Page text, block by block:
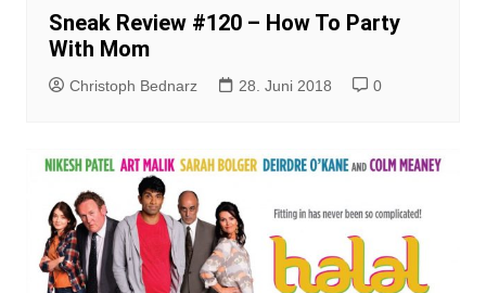
Sneak Review #120 – How To Party
With Mom
Christoph Bednarz 28. Juni 2018 0